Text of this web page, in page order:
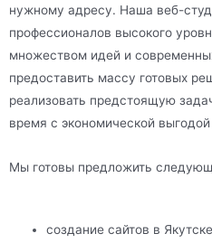
нужному адресу. Наша веб-
профессионалов высокого
множеством идей и
предоставить массу готовых
реализовать предстоящую
время с экономической
Мы готовы предложить
создание сайтов в